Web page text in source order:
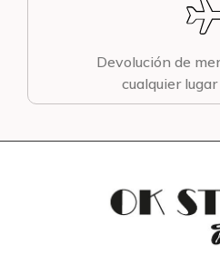
Devolución de
cualquier